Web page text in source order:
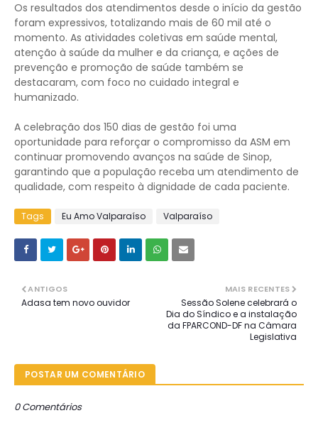
Os resultados dos atendimentos desde o início da gestão
foram expressivos, totalizando mais de 60 mil até o
momento. As atividades coletivas em saúde mental,
atenção à saúde da mulher e da criança, e ações de
prevenção e promoção de saúde também se
destacaram, com foco no cuidado integral e
humanizado.
A celebração dos 150 dias de gestão foi uma
oportunidade para reforçar o compromisso da ASM em
continuar promovendo avanços na saúde de Sinop,
garantindo que a população receba um atendimento de
qualidade, com respeito à dignidade de cada paciente.
Tags Eu Amo Valparaíso Valparaíso
MAIS RECENTES
Sessão Solene celebrará o
Dia do Síndico e a instalação
da FPARCOND-DF na Câmara
Legislativa
ANTIGOS
Adasa tem novo ouvidor
POSTAR UM COMENTÁRIO
0 Comentários